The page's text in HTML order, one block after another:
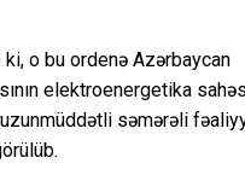
Əlaqə
o bu ordenə Azərbaycan
elektroenergetika
səmərəli